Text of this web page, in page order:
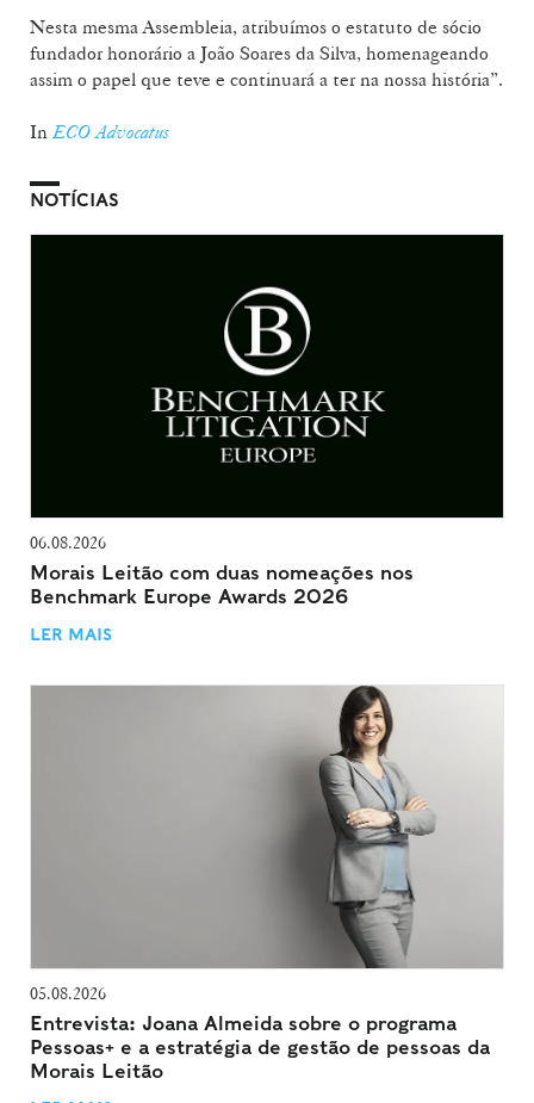
Nesta mesma Assembleia, atribuímos o estatuto de sócio
fundador honorário a João Soares da Silva, homenageando
assim o papel que teve e continuará a ter na nossa história”.
In ECO Advocatus
NOTÍCIAS
06.08.2026
Morais Leitão com duas nomeações nos
Benchmark Europe Awards 2026
LER MAIS
05.08.2026
Entrevista: Joana Almeida sobre o programa
Pessoas+ e a estratégia de gestão de pessoas da
Morais Leitão